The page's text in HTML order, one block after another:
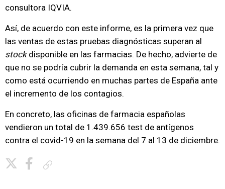
consultora IQVIA.
Así, de acuerdo con este informe, es la primera vez que
las ventas de estas pruebas diagnósticas superan al
stockdisponible en las farmacias. De hecho, advierte de
que no se podría cubrir la demanda en esta semana, tal y
como está ocurriendo en muchas partes de España ante
el incremento de los contagios.
En concreto, las oficinas de farmacia españolas
vendieron un total de 1.439.656 test de antígenos
contra el covid-19 en la semana del 7 al 13 de diciembre.